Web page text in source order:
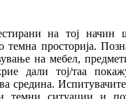
на тој начин
темна просторија.
на мебел,
дали тој/таа
средина.